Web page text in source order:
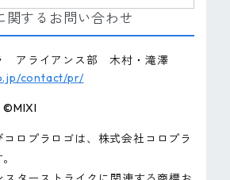
関するお問い合わせ
アライアンス部 木村・滝澤
contact/pr/
ロプラロゴは、株式会社コロプラ